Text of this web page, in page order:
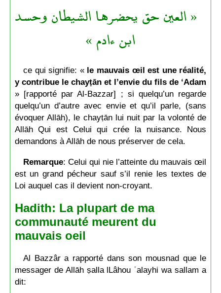
« العين حق يحضرها الشيطان وحسد
ابن ءادم »
ce qui signifie: « le mauvais œil est une réalité,
y contribue le chayṭān et l’envie du fils de ‘Adam
» [rapporté par Al-Bazzar] ; si quelqu’un regarde
quelqu’un d’autre avec envie et qu’il parle, (sans
évoquer Allāh), le chayṭān lui nuit par la volonté de
Allāh Qui est Celui qui crée la nuisance. Nous
demandons à Allāh de nous préserver de cela.
Remarque: Celui qui nie l’atteinte du mauvais œil
est un grand pécheur sauf s’il renie les textes de
Loi auquel cas il devient non-croyant.
Hadith: La plupart de ma
communauté meurent du
mauvais oeil
Al Bazzâr a rapporté dans son mousnad que le
messager de Allāh ṣalla lLâhou ʿalayhi wa sallam a
dit: